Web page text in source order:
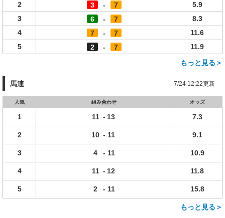
2
3 - 7
5.9
3
6 - 7
8.3
4
7 - 7
11.6
5
2 - 7
11.9
もっと見る＞
馬連 7/24 12:22更新
人気 組み合わせ オッズ
1 11 - 13 7.3
2 10 - 11 9.1
3 4 - 11 10.9
4 11 - 12 11.8
5 2 - 11 15.8
もっと見る＞